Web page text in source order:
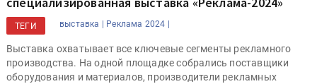
ТЕГИ выставка | Реклама 2024 |
Выставка охватывает все ключевые сегменты рекламного
производства. На одной площадке собрались поставщики
оборудования и материалов, производители рекламных